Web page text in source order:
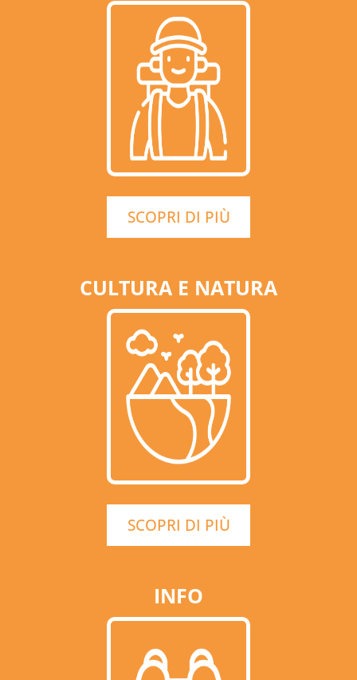
SCOPRI DI PIÙ
CULTURA E NATURA
SCOPRI DI PIÙ
INFO